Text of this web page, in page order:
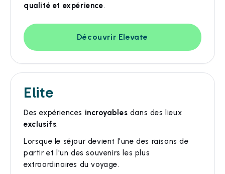
qualité et expérience.
Découvrir Elevate
Elite
Des expériences incroyables dans des lieux
exclusifs.
Lorsque le séjour devient l'une des raisons de
partir et l'un des souvenirs les plus
extraordinaires du voyage.